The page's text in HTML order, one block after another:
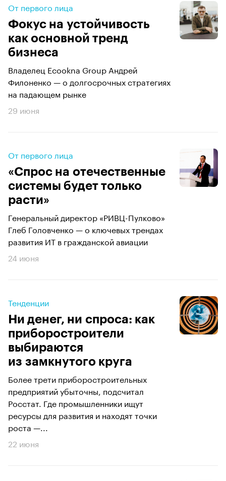
От первого лица
Фокус на устойчивость
как основной тренд
бизнеса
Владелец Ecookna Group Андрей
Филоненко — о долгосрочных стратегиях
на падающем рынке
29 июня
От первого лица
«Спрос на отечественные
системы будет только
расти»
Генеральный директор «РИВЦ-Пулково»
Глеб Головченко — о ключевых трендах
развития ИТ в гражданской авиации
24 июня
Тенденции
Ни денег, ни спроса: как
приборостроители
выбираются
из замкнутого круга
Более трети приборостроительных
предприятий убыточны, подсчитал
Росстат. Где промышленники ищут
ресурсы для развития и находят точки
роста —...
22 июня